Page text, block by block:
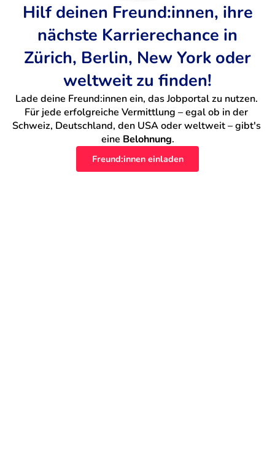
Hilf deinen Freund:innen, ihre
nächste Karrierechance in
Zürich, Berlin, New York oder
weltweit zu finden!
Lade deine Freund:innen ein, das Jobportal zu nutzen.
Für jede erfolgreiche Vermittlung – egal ob in der
Schweiz, Deutschland, den USA oder weltweit – gibt's
eine Belohnung.
Freund:innen einladen